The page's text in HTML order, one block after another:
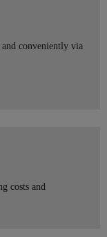
conveniently via
costs and